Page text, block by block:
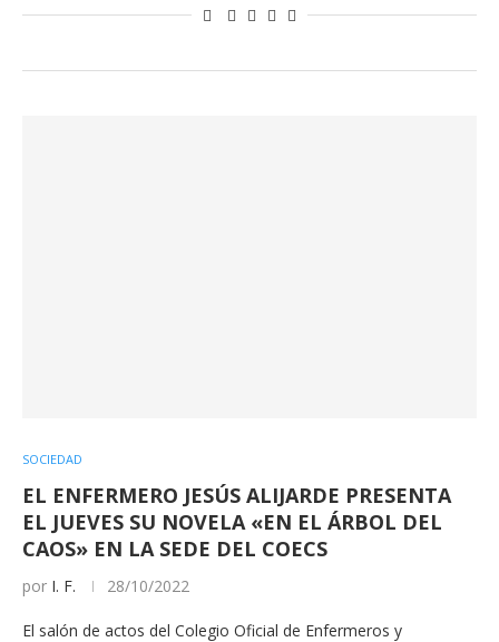
SOCIEDAD
EL ENFERMERO JESÚS ALIJARDE PRESENTA
EL JUEVES SU NOVELA «EN EL ÁRBOL DEL
CAOS» EN LA SEDE DEL COECS
por I. F. 28/10/2022
El salón de actos del Colegio Oficial de Enfermeros y